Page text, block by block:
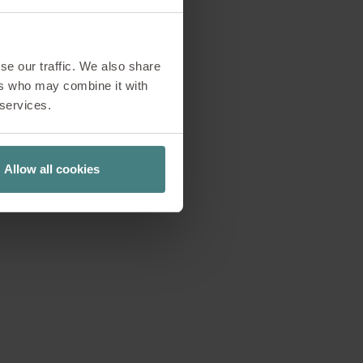
our traffic. We also share
who may combine it with
Allow all cookies
nueva edición
cada vez más